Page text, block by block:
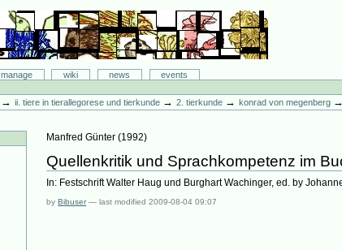
manage wiki news
events
→ii. tiere in tierallegorese und tierkunde →2. tierkunde →konrad von megenberg
Manfred Günter (1992)
Quellenkritik und Sprachkompetenz im
In: Festschrift Walter Haug und Burghart Wachinger, ed. by
byBibuser —last modified2009-08-04 09:07